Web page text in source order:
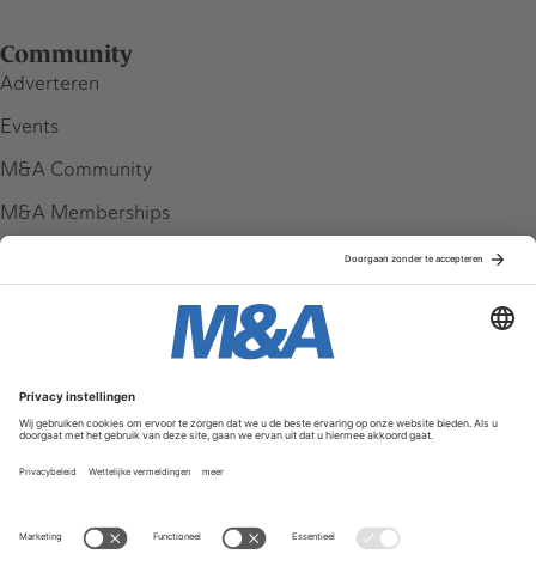
Community
Adverteren
Events
M&A Community
M&A Memberships
Service & Contact
Contact
FAQ
Werken bij ons